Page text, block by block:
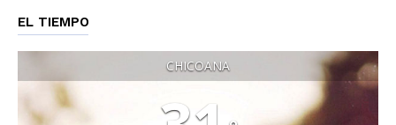
EL TIEMPO
CHICOANA